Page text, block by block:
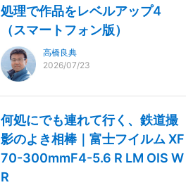
処理で作品をレベルアップ4
（スマートフォン版）
高橋良典
2026/07/23
何処にでも連れて行く、鉄道撮
影のよき相棒｜富士フイルム XF
70-300mmF4-5.6 R LM OIS W
R